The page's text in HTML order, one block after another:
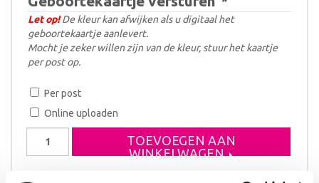
Let op!De kleur kan afwijken als u digitaal het
geboortekaartje aanlevert.
Mocht je zeker willen zijn van de kleur, stuur het kaartje
per post op.
Per post
Online uploaden
zoals
TOEVOEGEN AAN
WINKELWAGEN